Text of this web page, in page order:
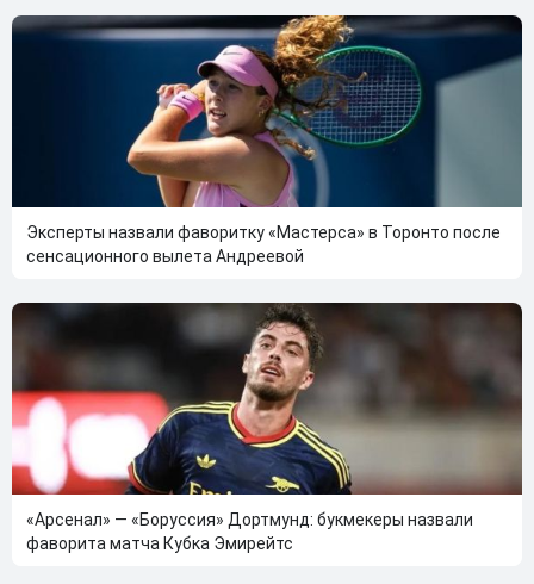
Эксперты назвали фаворитку «Мастерса» в Торонто после
сенсационного вылета Андреевой
«Арсенал» — «Боруссия» Дортмунд: букмекеры назвали
фаворита матча Кубка Эмирейтс